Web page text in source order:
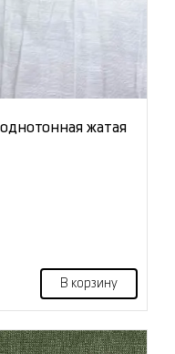
жатая
В корзину